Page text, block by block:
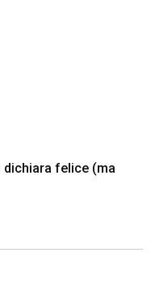
dichiara felice (ma